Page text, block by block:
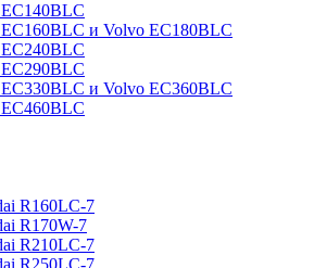
EC140BLC
EC160BLC и Volvo EC180BLC
EC240BLC
EC290BLC
EC330BLC и Volvo EC360BLC
EC460BLC
R160LC-7
R170W-7
R210LC-7
R250LC-7